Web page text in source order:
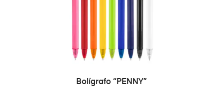
SELECCIONAR OPCIONES
Bolígrafo “PENNY”